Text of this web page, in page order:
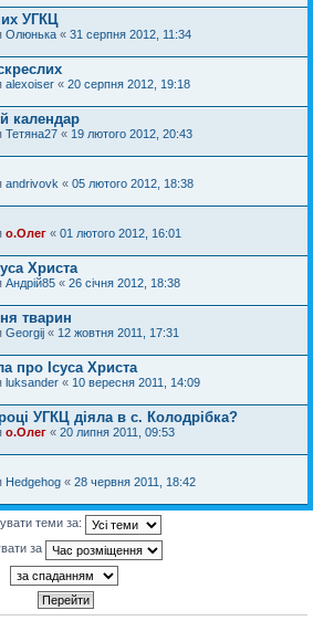
УГКЦ
Олюнька « 31 серпня 2012, 11:34
alexoiser « 20 серпня 2012, 19:18
календар
Тетяна27 « 19 лютого 2012, 20:43
andrivovk « 05 лютого 2012, 18:38
о.Олег « 01 лютого 2012, 16:01
Христа
Андрій85 « 26 січня 2012, 18:38
тварин
Georgij « 12 жовтня 2011, 17:31
про Ісуса Христа
luksander « 10 вересня 2011, 14:09
УГКЦ діяла в с. Колодрібка?
о.Олег « 20 липня 2011, 09:53
Hedgehog « 28 червня 2011, 18:42
теми за:
за